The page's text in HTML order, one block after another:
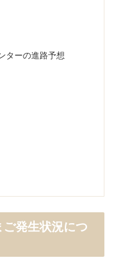
ターの進路予想
発生状況につ